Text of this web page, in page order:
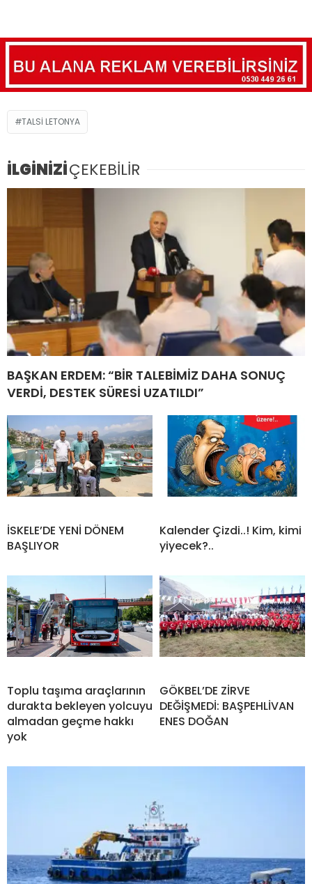
TALSI LETONYA
İLGİNİZİÇEKEBİLİR
BAŞKAN ERDEM: “BİR TALEBİMİZ DAHA SONUÇ
VERDİ, DESTEK SÜRESİ UZATILDI”
İSKELE’DE YENİ DÖNEM
BAŞLIYOR
Kalender Çizdi..! Kim, kimi
yiyecek?..
Toplu taşıma araçlarının
durakta bekleyen yolcuyu
almadan geçme hakkı
yok
GÖKBEL’DE ZİRVE
DEĞİŞMEDİ: BAŞPEHLİVAN
ENES DOĞAN